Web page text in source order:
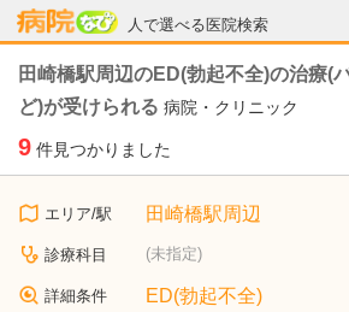
人で選べる医院検索
病院なび
田崎橋駅周辺のED(勃起不全)の治療(
ど)が受けられる 病院・クリニック
9 件見つかりました
エリア/駅 田崎橋駅周辺
診療科目 (未指定)
詳細条件 ED(勃起不全)